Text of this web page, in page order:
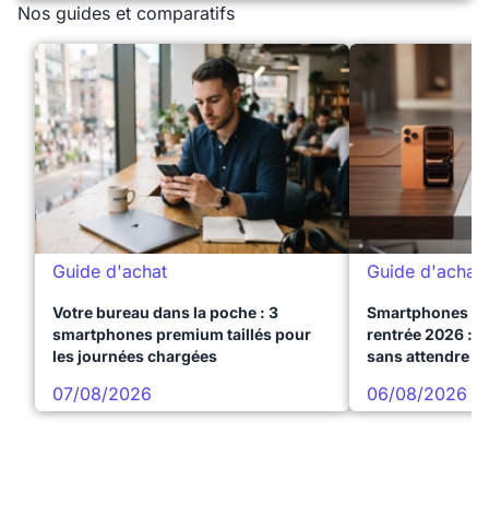
Nos guides et comparatifs
Guide d'achat
Votre bureau dans la poche : 3
smartphones premium taillés pour
les journées chargées
07/08/2026
Guide d'achat
Smartphones
rentrée 2026 :
sans attendre
06/08/2026